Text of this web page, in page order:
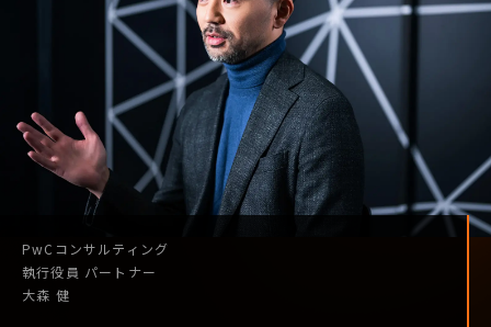
PwCコンサルティング
執行役員 パートナー
大森 健